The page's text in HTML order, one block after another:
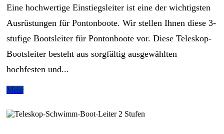
Eine hochwertige Einstiegsleiter ist eine der wichtigsten
Ausrüstungen für Pontonboote. Wir stellen Ihnen diese 3-
stufige Bootsleiter für Pontonboote vor. Diese Teleskop-
Bootsleiter besteht aus sorgfältig ausgewählten
hochfesten und...
Mehr